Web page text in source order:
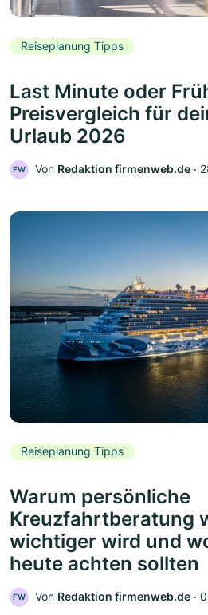
Reiseplanung Tipps
Last Minute oder
Preisvergleich für
Urlaub 2026
FW Von Redaktion firmenweb.de ‧
Reiseplanung Tipps
Warum persönliche
Kreuzfahrtberatung
wichtiger wird und
heute achten sollten
FW Von Redaktion firmenweb.de ‧